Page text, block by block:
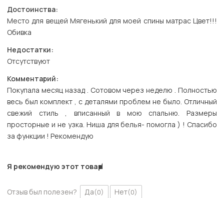
Достоинства:
Место для вещей Мягенький для моей спины матрас Цвет!!!
Обивка
Недостатки:
Отсутствуют
Комментарий:
Покупала месяц назад . Сотовом через неделю . Полностью
весь был комплект , с деталями проблем не было. Отличный
свежий стиль , вписанный в мою спальню. Размеры
просторные и не узка. Ниша для белья- помогла ) ! Спасибо
за функции ! Рекомендую
Я рекомендую этот товар
Отзыв был полезен? Да(0) Нет(0)